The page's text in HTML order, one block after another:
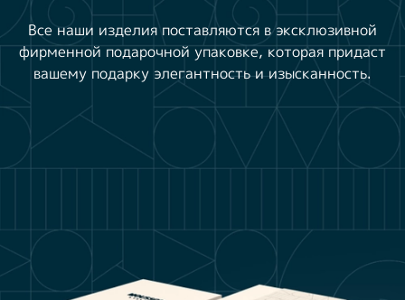
Все наши изделия поставляются в эксклюзивной
фирменной подарочной упаковке, которая придаст
вашему подарку элегантность и изысканность.